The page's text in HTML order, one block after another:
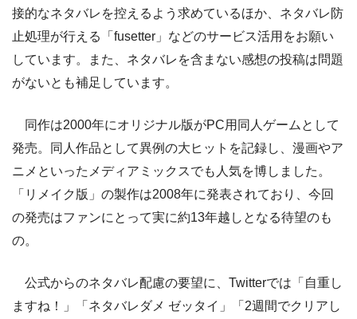
接的なネタバレを控えるよう求めているほか、ネタバレ防
止処理が行える「fusetter」などのサービス活用をお願い
しています。また、ネタバレを含まない感想の投稿は問題
がないとも補足しています。
同作は2000年にオリジナル版がPC用同人ゲームとして
発売。同人作品として異例の大ヒットを記録し、漫画やア
ニメといったメディアミックスでも人気を博しました。
「リメイク版」の製作は2008年に発表されており、今回
の発売はファンにとって実に約13年越しとなる待望のも
の。
公式からのネタバレ配慮の要望に、Twitterでは「自重し
ますね！」「ネタバレダメ ゼッタイ」「2週間でクリアし